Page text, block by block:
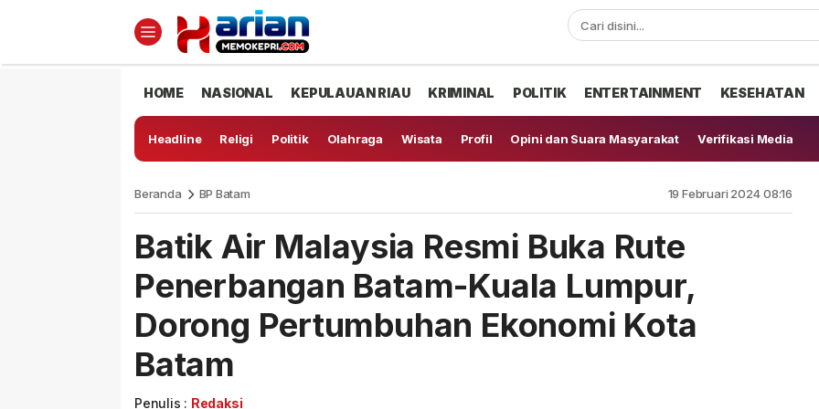
HOME NASIONAL KEPULAUAN RIAU KRIMINAL POLITIK ENTERTAINMENT KESEHATAN
Headline Religi Politik Olahraga Wisata Profil Opini dan Suara Masyarakat Verifikasi Media
Beranda BP Batam 19 Februari 2024 08:16
Batik Air Malaysia Resmi Buka Rute
Penerbangan Batam-Kuala Lumpur,
Dorong Pertumbuhan Ekonomi Kota
Batam
Penulis : Redaksi